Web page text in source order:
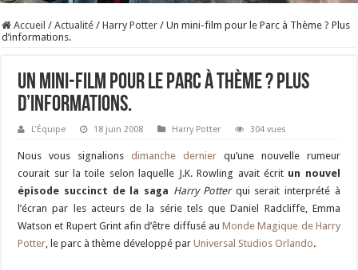
Accueil / Actualité / Harry Potter / Un mini-film pour le Parc à Thème ? Plus
d’informations.
Un mini-film pour le Parc à Thème ? Plus
d’informations.
L'Équipe 18 juin 2008 Harry Potter 304 vues
Nous vous signalionsdimanche dernierqu’une nouvelle rumeur
courait sur la toile selon laquelle J.K. Rowling avait écrit un nouvel
épisode succinct de la saga Harry Potterqui serait interprété à
l’écran par les acteurs de la série tels que Daniel Radcliffe, Emma
Watson et Rupert Grint afin d’être diffusé auMonde Magique de Harry
Potter, le parc à thème développé parUniversal Studios Orlando.